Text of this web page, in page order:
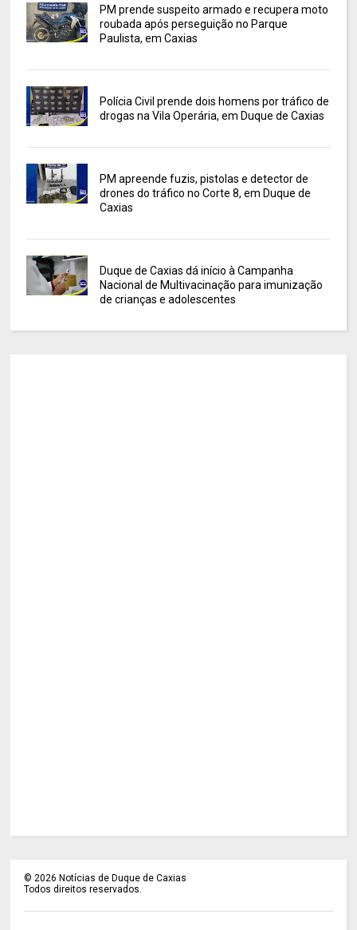
PM prende suspeito armado e recupera moto
roubada após perseguição no Parque
Paulista, em Caxias
Polícia Civil prende dois homens por tráfico de
drogas na Vila Operária, em Duque de Caxias
PM apreende fuzis, pistolas e detector de
drones do tráfico no Corte 8, em Duque de
Caxias
Duque de Caxias dá início à Campanha
Nacional de Multivacinação para imunização
de crianças e adolescentes
©2026 Notícias de Duque de Caxias
Todos direitos reservados.